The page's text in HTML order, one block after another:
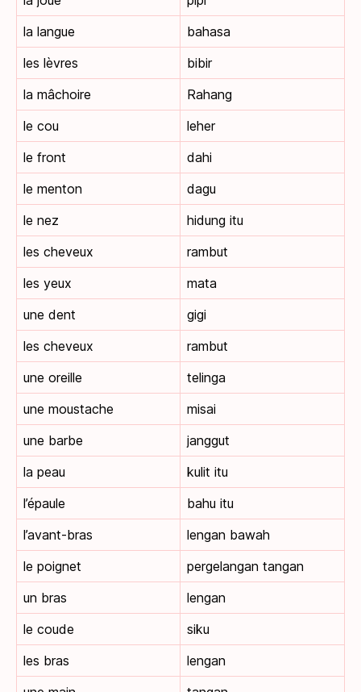
la langue
bahasa
les lèvres
bibir
la mâchoire
Rahang
le cou
leher
le front
dahi
le menton
dagu
le nez
hidung itu
les cheveux
rambut
les yeux
mata
une dent
gigi
les cheveux
rambut
une oreille
telinga
une moustache
misai
une barbe
janggut
la peau
kulit itu
l’épaule
bahu itu
l’avant-bras
lengan bawah
le poignet
pergelangan tangan
un bras
lengan
le coude
siku
les bras
lengan